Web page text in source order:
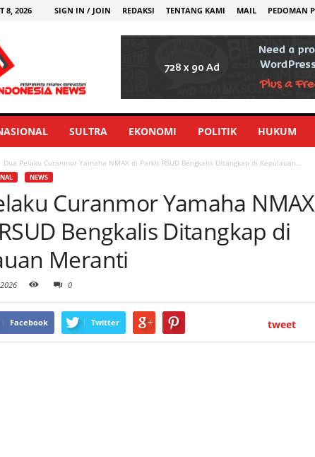
8, 2026 SIGN IN / JOIN REDAKSI TENTANG KAMI MAIL PEDOMAN
SULTRA EKONOMI POLITIK HUKUM
Dua Pelaku Curanmor Yamaha NMAX di Parkir RSUD Bengkalis Ditangkap di Kepulauan...
NEWS
Curanmor Yamaha
Bengkalis Ditangkap di
Meranti
0
Facebook Twitter tweet